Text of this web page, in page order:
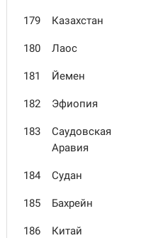
179 Казах­стан
180 Лаос
181 Йемен
182 Эфиопия
183
Саудов­ская
Аравия
184 Судан
185 Бахрейн
186 Китай